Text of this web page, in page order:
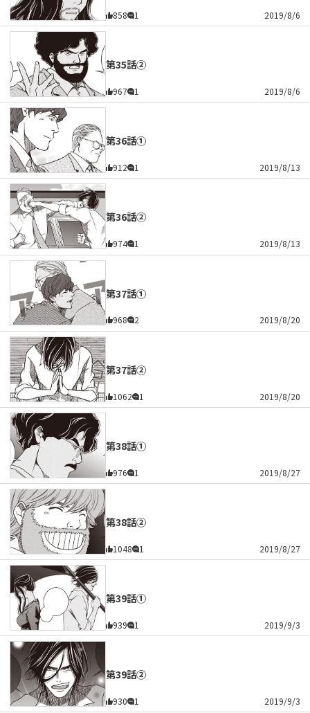
858 1 2019/8/6
第35話②
967 1 2019/8/6
第36話①
912 1 2019/8/13
第36話②
974 1 2019/8/13
第37話①
968 2 2019/8/20
第37話②
1062 1 2019/8/20
第38話①
976 1 2019/8/27
第38話②
1048 1 2019/8/27
第39話①
939 1 2019/9/3
第39話②
930 1 2019/9/3